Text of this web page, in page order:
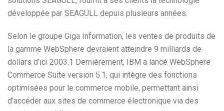
développée par SEAGULL depuis plusieurs années.
Selon le groupe Giga Information, les ventes de produits de
la gamme WebSphere devraient atteindre 9 milliards de
dollars d’ici 2003.1 Dernièrement, IBM a lancé WebSphere
Commerce Suite version 5.1, qui intègre des fonctions
optimisées pour le commerce mobile, permettant ainsi
d’accéder aux sites de commerce électronique via des